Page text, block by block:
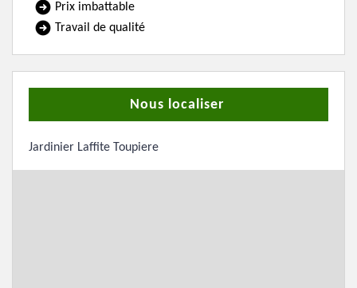
Prix imbattable
Travail de qualité
Nous localiser
Jardinier Laffite Toupiere